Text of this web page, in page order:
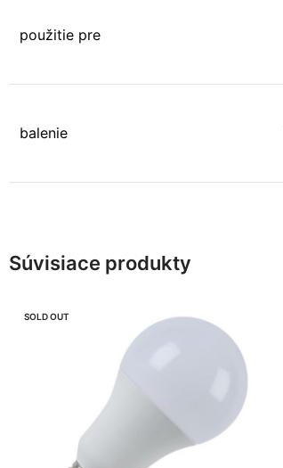
použitie pre
balenie
Súvisiace produkty
SOLD OUT